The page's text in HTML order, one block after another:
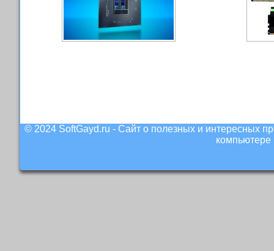
© 2024 SoftGayd.ru - Сайт о полезных и интересных
компьютере